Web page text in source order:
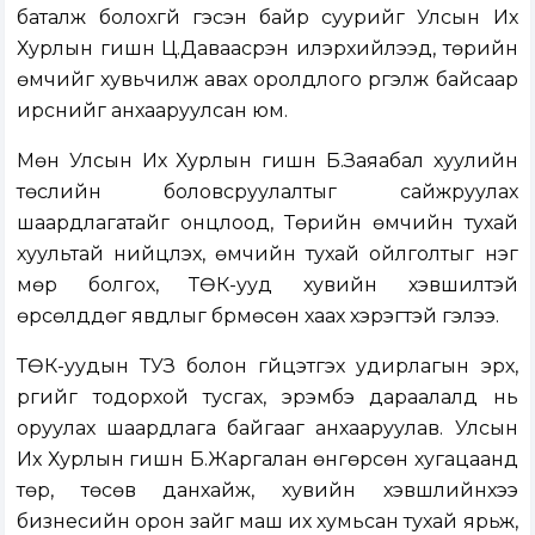
баталж болохгүй гэсэн байр суурийг Улсын Их
Хурлын гишүүн Ц.Даваасүрэн илэрхийлээд, төрийн
өмчийг хувьчилж авах оролдлого үргэлж байсаар
ирснийг анхааруулсан юм.
Мөн Улсын Их Хурлын гишүүн Б.Заяабал хуулийн
төслийн боловсруулалтыг сайжруулах
шаардлагатайг онцлоод, Төрийн өмчийн тухай
хуультай нийцүүлэх, өмчийн тухай ойлголтыг нэг
мөр болгох, ТӨК-ууд хувийн хэвшилтэй
өрсөлддөг явдлыг бүрмөсөн хаах хэрэгтэй гэлээ.
ТӨК-уудын ТУЗ болон гүйцэтгэх удирлагын эрх,
үүргийг тодорхой тусгах, эрэмбэ дараалалд нь
оруулах шаардлага байгааг анхааруулав. Улсын
Их Хурлын гишүүн Б.Жаргалан өнгөрсөн хугацаанд
төр, төсөв данхайж, хувийн хэвшлийнхээ
бизнесийн орон зайг маш их хумьсан тухай ярьж,